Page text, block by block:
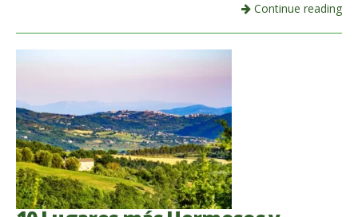
Continue reading